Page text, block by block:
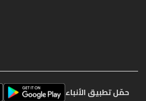
حمّل تطبيق الأنباء